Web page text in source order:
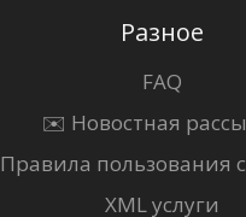
Разное
FAQ
✉️ Новостная
Правила пользования
XML услуги